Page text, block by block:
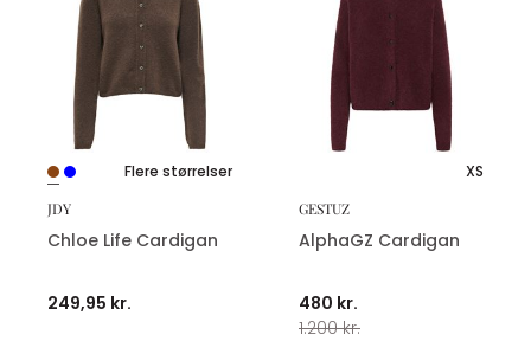
Flere størrelser
JDY
Chloe Life Cardigan
249,95 kr.
XS
GESTUZ
AlphaGZ Cardigan
480 kr.
1.200 kr.